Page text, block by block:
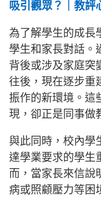
吸引觀眾？｜教評
為了解學生的成長
學生和家長對話。
背後或涉及家庭突
往後，現在逐步重
振作的新環境。這
現，卻正是同事做
與此同時，校內學
達學業要求的學生
而，當家長來信說
病或照顧壓力等困